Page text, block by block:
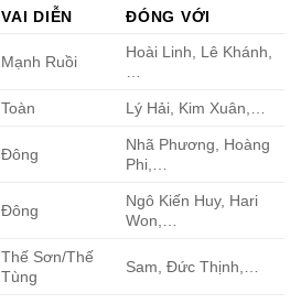
VAI DIỄN ĐÓNG VỚI
Mạnh Ruồi
Hoài Linh, Lê Khánh,
Toàn Lý Hải, Kim Xuân,…
Đông
Nhã Phương, Hoàng
Phi,…
Đông
Ngô Kiến Huy, Hari
Won,…
Thế Sơn/Thế
Tùng
Sam, Đức Thịnh,…